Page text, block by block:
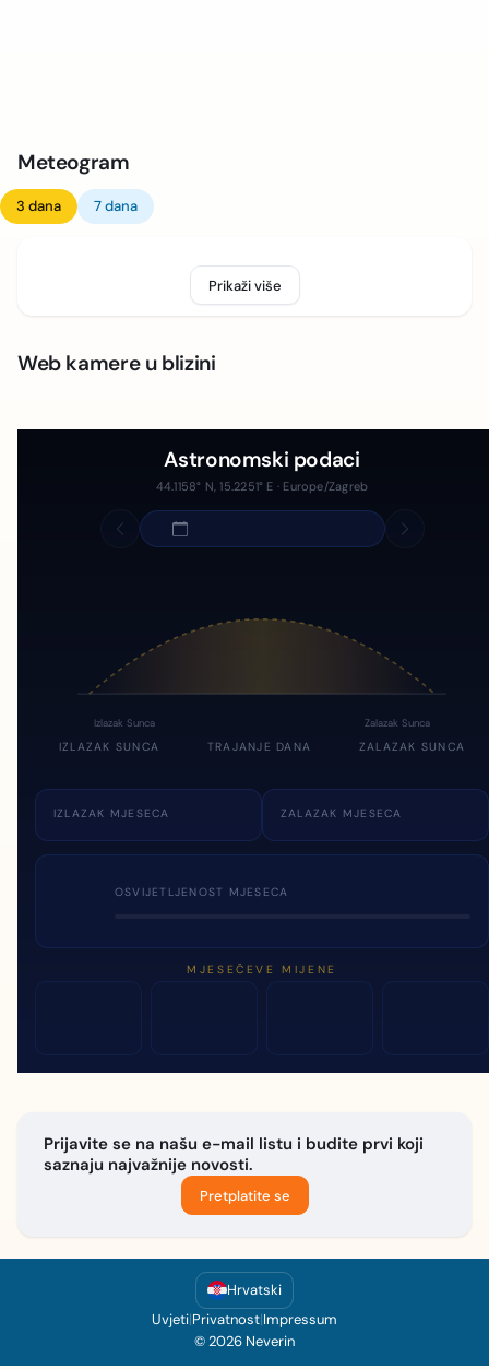
Meteogram
3 dana 7 dana
Prikaži više
Web kamere u blizini
Astronomski podaci
44.1158° N, 15.2251° E · Europe/Zagreb
Izlazak Sunca Zalazak Sunca
IZLAZAK SUNCA TRAJANJE DANA ZALAZAK SUNCA
IZLAZAK MJESECA ZALAZAK MJESECA
OSVIJETLJENOST MJESECA
MJESEČEVE MIJENE
Prijavite se na našu e-mail listu i budite prvi koji
saznaju najvažnije novosti.
Pretplatite se
Hrvatski
Uvjeti|Privatnost|Impressum
© 2026 Neverin